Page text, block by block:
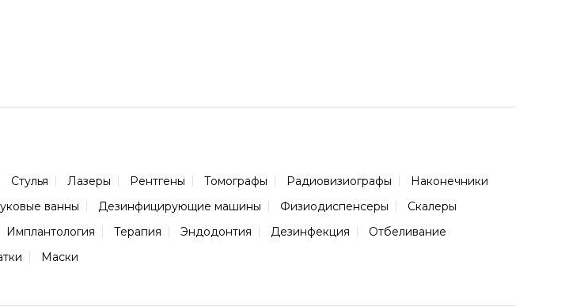
Стулья Лазеры Рентгены Томографы Радиовизиографы
Наконечники
ванны Дезинфицирующие машины Физиодиспенсеры
Скалеры
Имплантология Терапия Эндодонтия Дезинфекция
Отбеливание
Маски